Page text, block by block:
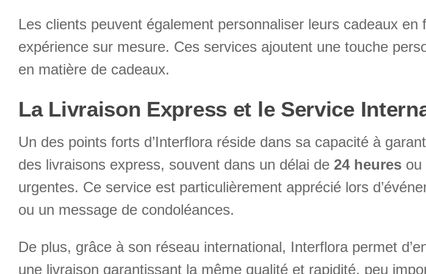
Les clients peuvent également personnaliser leurs cadeaux
expérience sur mesure. Ces services ajoutent une touche
en matière de cadeaux.
La Livraison Express et le Service
Un des points forts d’Interflora réside dans sa capacité à
des livraisons express, souvent dans un délai de 24 heures ou
urgentes. Ce service est particulièrement apprécié lors
ou un message de condoléances.
De plus, grâce à son réseau international, Interflora permet
une livraison garantissant la même qualité et rapidité, peu